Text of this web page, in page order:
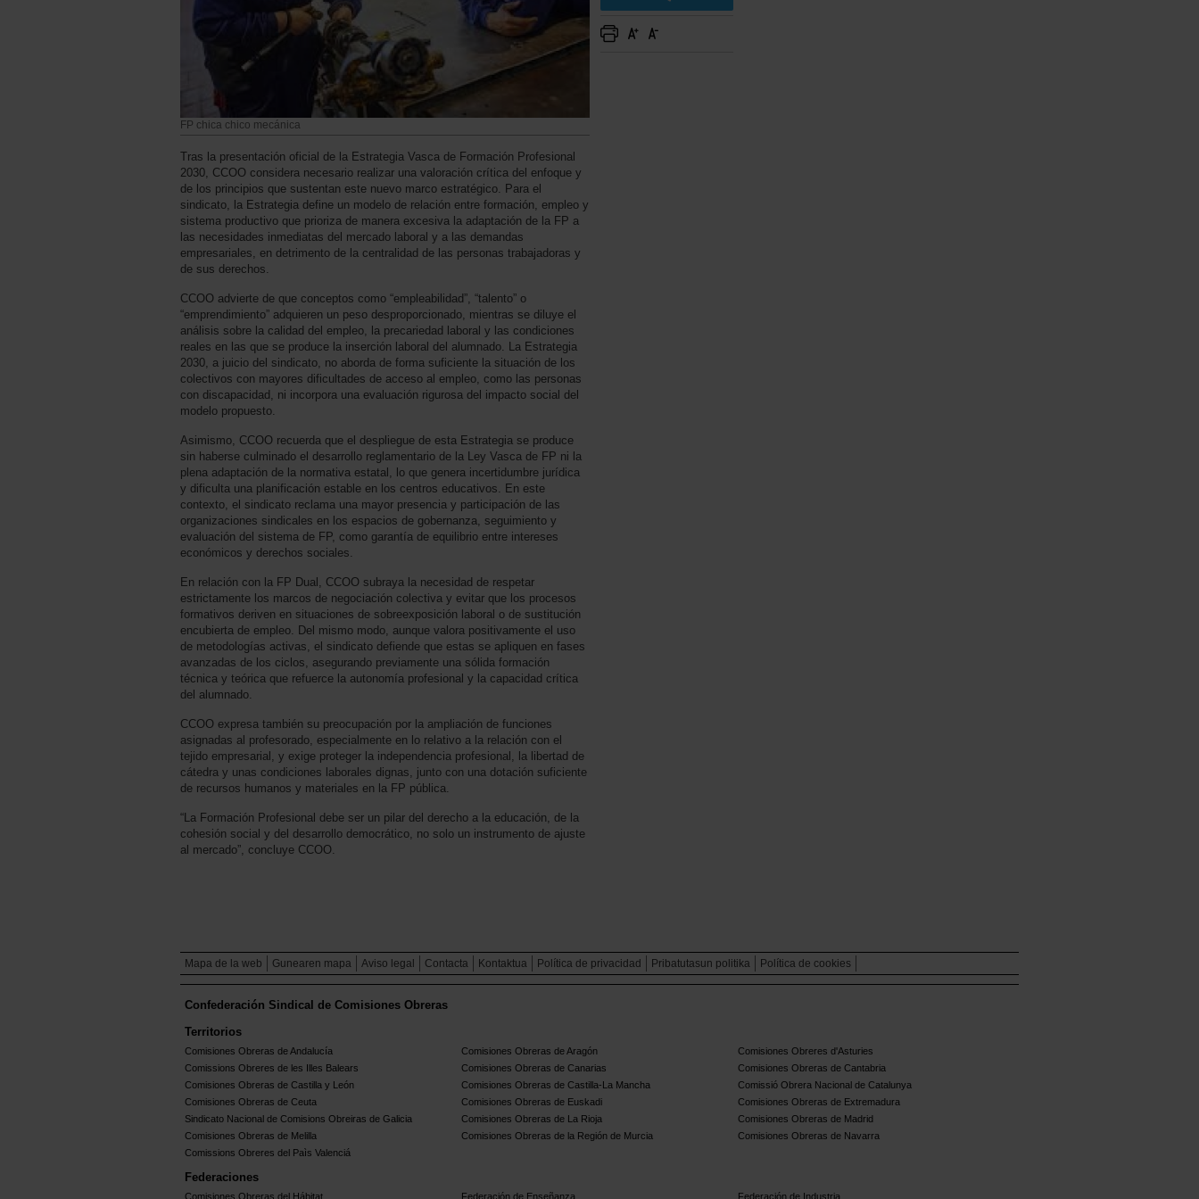
FP chica chico mecánica
Tras la presentación oficial de la Estrategia Vasca de Formación Profesional
2030, CCOO considera necesario realizar una valoración crítica del enfoque y
de los principios que sustentan este nuevo marco estratégico. Para el
sindicato, la Estrategia define un modelo de relación entre formación, empleo y
sistema productivo que prioriza de manera excesiva la adaptación de la FP a
las necesidades inmediatas del mercado laboral y a las demandas
empresariales, en detrimento de la centralidad de las personas trabajadoras y
de sus derechos.
CCOO advierte de que conceptos como “empleabilidad”, “talento” o
“emprendimiento” adquieren un peso desproporcionado, mientras se diluye el
análisis sobre la calidad del empleo, la precariedad laboral y las condiciones
reales en las que se produce la inserción laboral del alumnado. La Estrategia
2030, a juicio del sindicato, no aborda de forma suficiente la situación de los
colectivos con mayores dificultades de acceso al empleo, como las personas
con discapacidad, ni incorpora una evaluación rigurosa del impacto social del
modelo propuesto.
Asimismo, CCOO recuerda que el despliegue de esta Estrategia se produce
sin haberse culminado el desarrollo reglamentario de la Ley Vasca de FP ni la
plena adaptación de la normativa estatal, lo que genera incertidumbre jurídica
y dificulta una planificación estable en los centros educativos. En este
contexto, el sindicato reclama una mayor presencia y participación de las
organizaciones sindicales en los espacios de gobernanza, seguimiento y
evaluación del sistema de FP, como garantía de equilibrio entre intereses
económicos y derechos sociales.
En relación con la FP Dual, CCOO subraya la necesidad de respetar
estrictamente los marcos de negociación colectiva y evitar que los procesos
formativos deriven en situaciones de sobreexposición laboral o de sustitución
encubierta de empleo. Del mismo modo, aunque valora positivamente el uso
de metodologías activas, el sindicato defiende que estas se apliquen en fases
avanzadas de los ciclos, asegurando previamente una sólida formación
técnica y teórica que refuerce la autonomía profesional y la capacidad crítica
del alumnado.
CCOO expresa también su preocupación por la ampliación de funciones
asignadas al profesorado, especialmente en lo relativo a la relación con el
tejido empresarial, y exige proteger la independencia profesional, la libertad de
cátedra y unas condiciones laborales dignas, junto con una dotación suficiente
de recursos humanos y materiales en la FP pública.
“La Formación Profesional debe ser un pilar del derecho a la educación, de la
cohesión social y del desarrollo democrático, no solo un instrumento de ajuste
al mercado”, concluye CCOO.
Mapa de la web Gunearen mapa Aviso legal Contacta Kontaktua Política de privacidad Pribatutasun politika Política de cookies
Confederación Sindical de Comisiones Obreras
Territorios
Comisiones Obreras de Andalucía Comisiones Obreras de Aragón
Comisiones Obreres d'Asturies
Comissions Obreres de les Illes Balears
Comisiones Obreras de Canarias
Comisiones Obreras de Cantabria
Comisiones Obreras de Castilla y León
Comisiones Obreras de Castilla-La Mancha
Comissió Obrera Nacional de Catalunya
Comisiones Obreras de Ceuta
Comisiones Obreras de Euskadi
Comisiones Obreras de Extremadura
Sindicato Nacional de Comisions Obreiras de Galicia
Comisiones Obreras de La Rioja
Comisiones Obreras de Madrid
Comisiones Obreras de Melilla
Comisiones Obreras de la Región de Murcia
Comisiones Obreras de Navarra
Comissions Obreres del Paìs Valenciá
Federaciones
Comisiones Obreras del Hábitat Federación de Enseñanza Federación de Industria